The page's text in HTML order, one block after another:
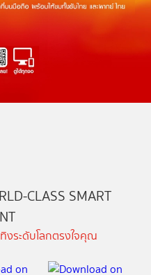
CLASS SMART
งระดับโลกตรงใจคุณ